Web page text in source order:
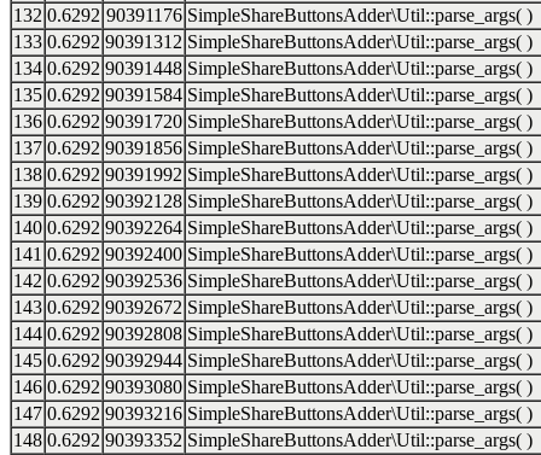
132 0.6292 90391176 SimpleShareButtonsAdder\Util::parse_args( )
133 0.6292 90391312 SimpleShareButtonsAdder\Util::parse_args( )
134 0.6292 90391448 SimpleShareButtonsAdder\Util::parse_args( )
135 0.6292 90391584 SimpleShareButtonsAdder\Util::parse_args( )
136 0.6292 90391720 SimpleShareButtonsAdder\Util::parse_args( )
137 0.6292 90391856 SimpleShareButtonsAdder\Util::parse_args( )
138 0.6292 90391992 SimpleShareButtonsAdder\Util::parse_args( )
139 0.6292 90392128 SimpleShareButtonsAdder\Util::parse_args( )
140 0.6292 90392264 SimpleShareButtonsAdder\Util::parse_args( )
141 0.6292 90392400 SimpleShareButtonsAdder\Util::parse_args( )
142 0.6292 90392536 SimpleShareButtonsAdder\Util::parse_args( )
143 0.6292 90392672 SimpleShareButtonsAdder\Util::parse_args( )
144 0.6292 90392808 SimpleShareButtonsAdder\Util::parse_args( )
145 0.6292 90392944 SimpleShareButtonsAdder\Util::parse_args( )
146 0.6292 90393080 SimpleShareButtonsAdder\Util::parse_args( )
147 0.6292 90393216 SimpleShareButtonsAdder\Util::parse_args( )
148 0.6292 90393352 SimpleShareButtonsAdder\Util::parse_args( )